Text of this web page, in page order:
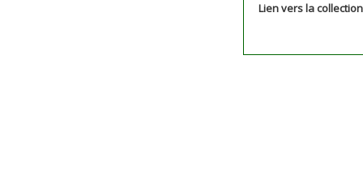
Lien vers la